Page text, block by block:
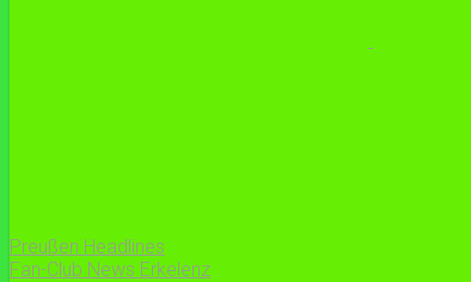
Preußen Headlines
Fan-Club News Erkelenz